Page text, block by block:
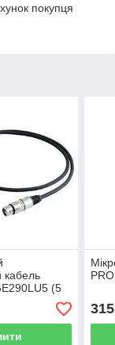
покупця
кабель
(5
315